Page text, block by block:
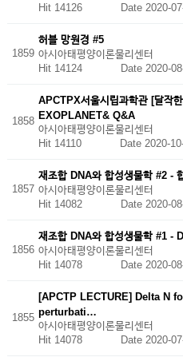
Hit 14126 Date 2020-
1859
허블 망원경 #5
아시아태평양이론물리센터
Hit 14124 Date 2020-
1858
APCTPX서울시립과학관 [달작
EXOPLANET& Q&A
아시아태평양이론물리센터
Hit 14110
Date 2020-
1857
재조합 DNA와 합성생물학 #2 -
아시아태평양이론물리센터
Hit 14082 Date 2020-
1856
재조합 DNA와 합성생물학 #1 -
아시아태평양이론물리센터
Hit 14078 Date 2020-
1855
[APCTP LECTURE] Delta N
perturbati…
아시아태평양이론물리센터
Hit 14078
Date 2020-